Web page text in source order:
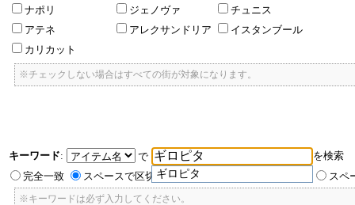
ナポリ
ジェノヴァ
チュニス
アテネ
アレクサンドリア
イスタンブール
カリカット
※チェックしない場合はすべての街が対象になります。
キーワード:
で
ギロピタ
を検索
完全一致
スペースで区切ったキーワードのいずれかを含む スペ
※キーワードは必ず入力してください。